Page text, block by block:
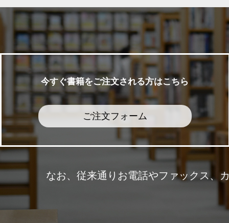
今すぐ書籍をご注文される方はこちら
ご注文フォーム
なお、従来通りお電話やファックス、